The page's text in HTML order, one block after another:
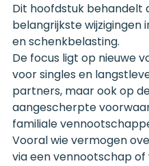
Dit hoofdstuk behandelt
belangrijkste wijzigingen
en schenkbelasting.
De focus ligt op nieuwe
voor singles en
partners, maar ook op
aangescherpte
familiale
Vooral wie vermogen
via een vennootschap